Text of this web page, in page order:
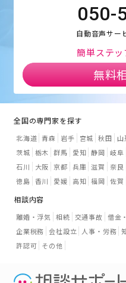
050-
自動音声サー
簡単ステ
無料
全国の専門家を探す
北海道 青森 岩手 宮城 秋田 山
茨城 栃木 群馬 愛知 静岡 岐阜
石川
大阪 京都 兵庫 滋賀 奈良
徳島 香川 愛媛 高知 福岡 佐賀
相談内容
離婚・浮気 相続 交通事故 借金
企業税務 会社設立 人事・労務
許認可 その他